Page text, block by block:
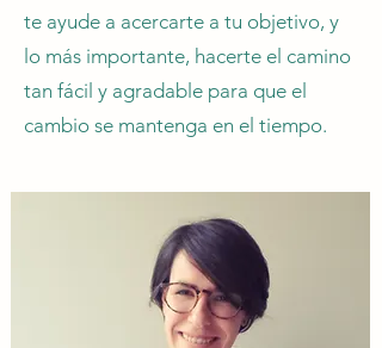
te ayude a acercarte a tu objetivo, y
lo más importante, hacerte el camino
tan fácil y agradable para que el
cambio se mantenga en el tiempo.